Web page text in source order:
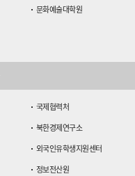
문화예술대학원
국제협력처
북한경제연구소
외국인유학생지원센터
정보전산원